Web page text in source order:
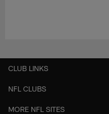
CLUB LINKS
NFL CLUBS
MORE NFL SITES